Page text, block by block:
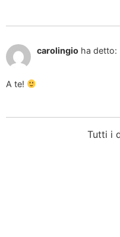
carolingio ha detto:
A te!
Tutti i